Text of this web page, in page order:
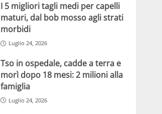
I 5 migliori tagli medi per capelli
maturi, dal bob mosso agli strati
morbidi
Luglio 24, 2026
Tso in ospedale, cadde a terra e
morì dopo 18 mesi: 2 milioni alla
famiglia
Luglio 24, 2026